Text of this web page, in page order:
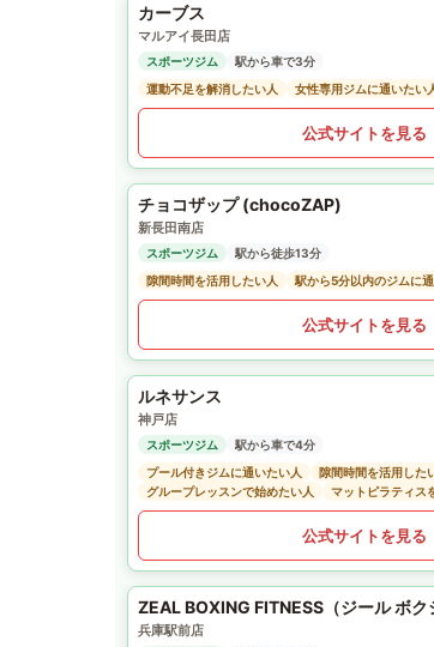
カーブス
マルアイ長田店
スポーツジム
駅から車で3分
運動不足を解消したい人
女性専用ジムに通いたい
公式サイトを見る
チョコザップ (chocoZAP)
新長田南店
スポーツジム
駅から徒歩13分
隙間時間を活用したい人
駅から5分以内のジムに
公式サイトを見る
ルネサンス
神戸店
スポーツジム
駅から車で4分
プール付きジムに通いたい人
隙間時間を活用した
グループレッスンで始めたい人
マットピラティス
公式サイトを見る
ZEAL BOXING FITNESS（ジール ボク
兵庫駅前店